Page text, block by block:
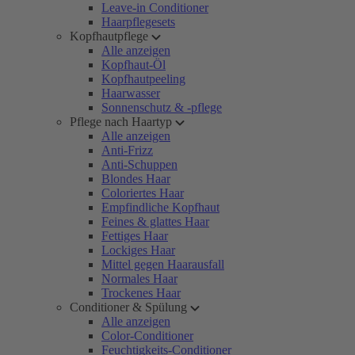
Leave-in Conditioner
Haarpflegesets
Kopfhautpflege
Alle anzeigen
Kopfhaut-Öl
Kopfhautpeeling
Haarwasser
Sonnenschutz & -pflege
Pflege nach Haartyp
Alle anzeigen
Anti-Frizz
Anti-Schuppen
Blondes Haar
Coloriertes Haar
Empfindliche Kopfhaut
Feines & glattes Haar
Fettiges Haar
Lockiges Haar
Mittel gegen Haarausfall
Normales Haar
Trockenes Haar
Conditioner & Spülung
Alle anzeigen
Color-Conditioner
Feuchtigkeits-Conditioner